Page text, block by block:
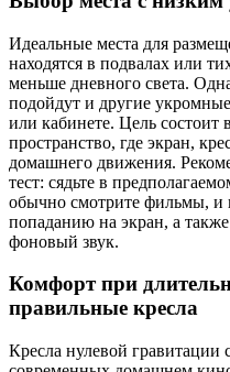
Идеальные места для
находятся в подвалах или
меньше дневного света.
подойдут и другие
или кабинете. Цель состоит
пространство, где экран,
домашнего движения.
тест: сядьте в
обычно смотрите фильмы, и
попаданию на экран, а
фоновый звук.
Комфорт при
правильные кресла
Кресла нулевой гравитации